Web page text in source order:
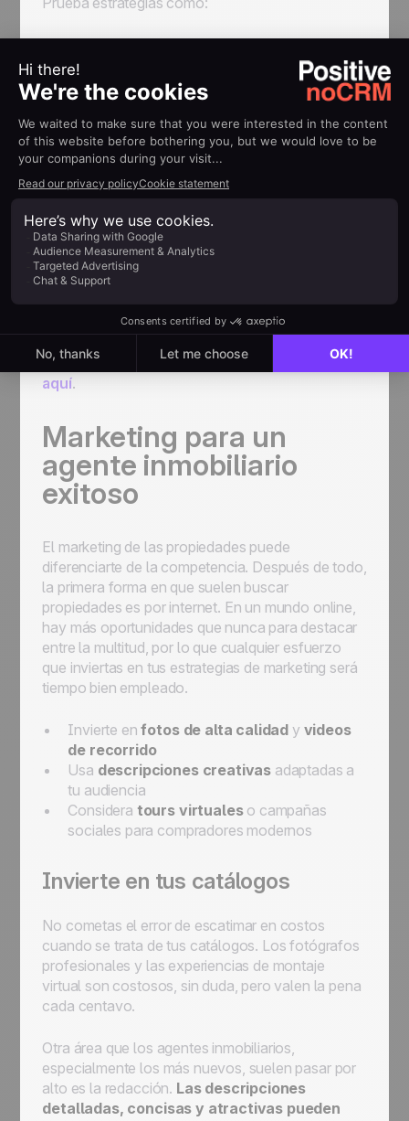
Publicaciones útiles en
redes sociales
Mensajes uno a uno por
LinkedIn o
WhatsApp
La constancia es clave: el seguimiento no debe
ser un esfuerzo aislado.
Las herramientas digitales son excelentes
para automatizar el proceso y asegurarte de
no perderte ningún contacto.
ejemplo, es un programa fácil e intuitivo que se
integra con cualquier otro software que ya uses y
te ayuda a mantenerte enfocado, sin importar
cuántos clientes potenciales tengas en tu lista. Si
ayudarte a alcanzar tus metas de ventas,
haz clic
aquí.
Marketing para un
agente inmobiliario
exitoso
El marketing de las propiedades puede
diferenciarte de la competencia. Después de todo,
la primera forma en que suelen buscar
propiedades es por internet. En un mundo online,
hay más oportunidades que nunca para destacar
entre la multitud, por lo que cualquier esfuerzo
que inviertas en tus estrategias de marketing será
tiempo bien empleado.
Invierte enfotos de alta calidad y videos
de recorrido
Usa descripciones creativas adaptadas a
tu audiencia
Considera tours virtualeso campañas
sociales para compradores modernos
Invierte en tus catálogos
No cometas el error de escatimar en costos
cuando se trata de tus catálogos. Los fotógrafos
profesionales y las experiencias de montaje
virtual son costosos, sin duda, pero valen la pena
cada centavo.
Otra área que los agentes inmobiliarios,
especialmente los más nuevos, suelen pasar por
alto es la redacción. Las descripciones
detalladas, concisas y atractivas pueden